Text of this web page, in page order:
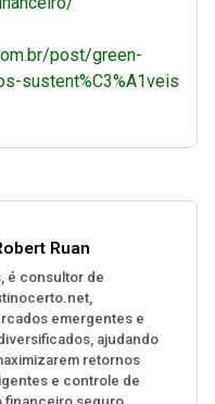
post/green-
sustent%C3%A1veis
Ruan
é consultor de
emergentes e
ajudando
retornos
e controle de